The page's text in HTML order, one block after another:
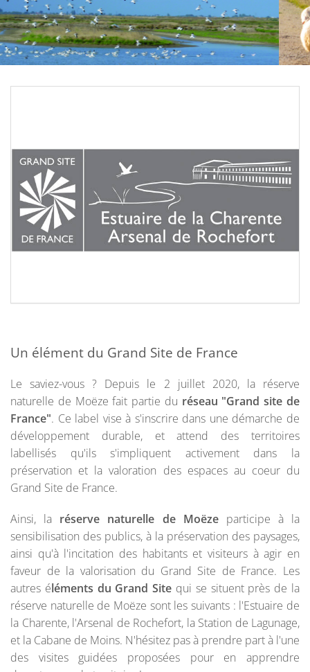
Un élément du Grand Site de France
Le saviez-vous ? Depuis le 2 juillet 2020, la réserve
naturelle de Moëze fait partie du réseau "Grand site de
France". Ce label vise à s'inscrire dans une démarche de
développement durable, et attend des territoires
labellisés qu'ils s'impliquent activement dans la
préservation et la valoration des espaces au coeur du
Grand Site de France.
Ainsi, la réserve naturelle de Moëzeparticipe à la
sensibilisation des publics, à la préservation des paysages,
ainsi qu'à l'incitation des habitants et visiteurs à agir en
faveur de la valorisation du Grand Site de France. Les
autres éléments du Grand Site qui se situent près de la
réserve naturelle de Moëze sont les suivants : l'Estuaire de
la Charente, l'Arsenal de Rochefort, la Station de Lagunage,
et la Cabane de Moins. N'hésitez pas à prendre part à l'une
des visites guidées proposées pour en apprendre